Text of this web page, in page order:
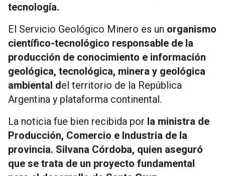
tecnología.
El Servicio Geológico Minero es un organismo
científico-tecnológico responsable de la
producción de conocimiento e información
geológica, tecnológica, minera y geológica
ambiental del territorio de la República
Argentina y plataforma continental.
La noticia fue bien recibida por la ministra de
Producción, Comercio e Industria de la
provincia. Silvana Córdoba, quien aseguró
que se trata de un proyecto fundamental